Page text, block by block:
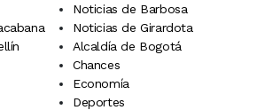
Noticias de Barbosa
Noticias de Girardota
Alcaldía de Bogotá
Chances
Economía
Deportes